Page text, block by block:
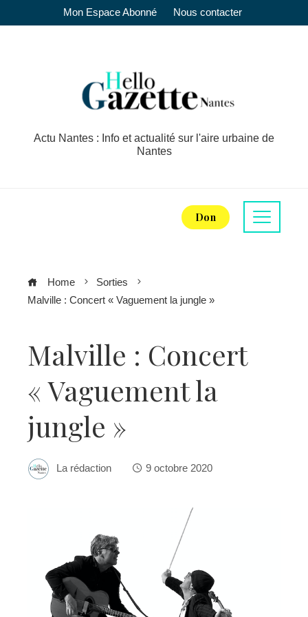
Mon Espace Abonné Nous contacter
Actu Nantes : Info et actualité sur l'aire urbaine de
Nantes
Don
Home
Sorties
Malville : Concert « Vaguement la jungle »
Malville : Concert
« Vaguement la
jungle »
La rédaction 9 octobre 2020